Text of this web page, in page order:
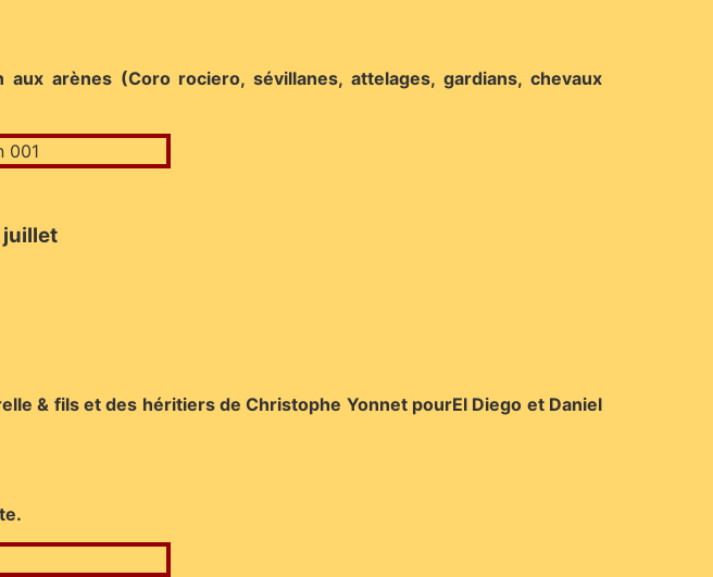
arènes (Coro rociero, sévillanes, attelages, gardians, chevaux
juillet
& fils et des héritiers de Christophe Yonnet pourEl Diego et Daniel